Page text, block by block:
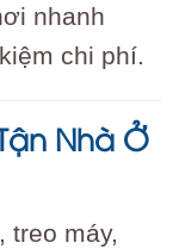
nhanh
chi phí.
Nhà Ở
, treo máy,